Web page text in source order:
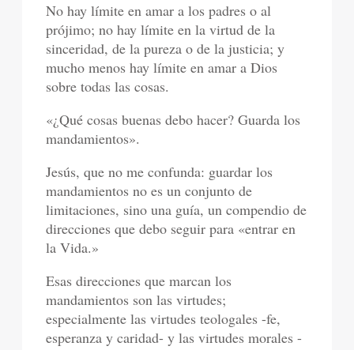
No hay límite en amar a los padres o al
prójimo; no hay límite en la virtud de la
sinceridad, de la pureza o de la justicia; y
mucho menos hay límite en amar a Dios
sobre todas las cosas.
«¿Qué cosas buenas debo hacer? Guarda los
mandamientos».
Jesús, que no me confunda: guardar los
mandamientos no es un conjunto de
limitaciones, sino una guía, un compendio de
direcciones que debo seguir para «entrar en
la Vida.»
Esas direcciones que marcan los
mandamientos son las virtudes;
especialmente las virtudes teologales -fe,
esperanza y caridad- y las virtudes morales -